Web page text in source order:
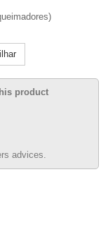
product
advices.